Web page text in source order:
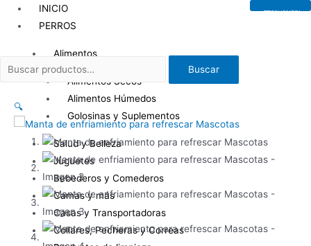
INICIO
PERROS
Alimentos
Alimentos Secos
Alimentos Húmedos
Golosinas y Suplementos
Salud y Belleza
Juguetes
Bebederos y Comederos
Camas y más
Casas y Transportadoras
Collares, Pecheras y Correas
Buscar
🔍
¡EN DESCUENTO!